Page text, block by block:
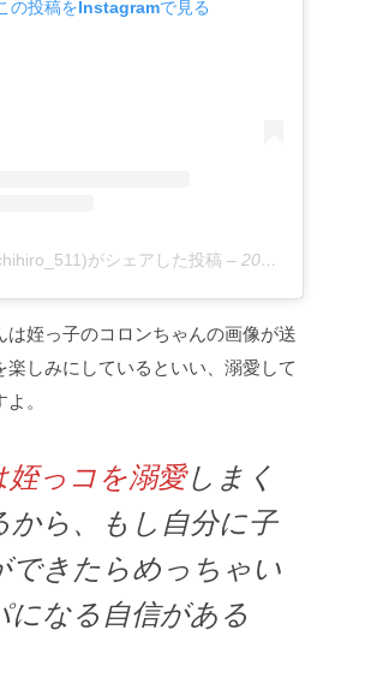
の投稿をInstagramで見る
がシェアした投稿 – 2020年 6月月19日午前1時16分PDT
は姪っ子のコロンちゃんの画像が送
楽しみにしているといい、溺愛して
。
姪っコを溺愛しまく
から、もし自分に子
できたらめっちゃい
になる自信がある